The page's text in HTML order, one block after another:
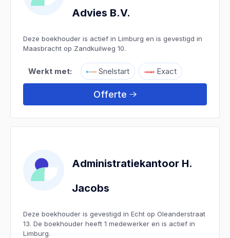
Advies B.V.
Deze boekhouder is actief in Limburg en is gevestigd in
Maasbracht op Zandkuilweg 10.
Werkt met: Snelstart Exact
Offerte
Administratiekantoor H.
Jacobs
Deze boekhouder is gevestigd in Echt op Oleanderstraat
13. De boekhouder heeft 1 medewerker en is actief in
Limburg.